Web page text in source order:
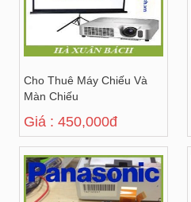
Cho Thuê Máy Chiếu Và
Màn Chiếu
Giá : 450,000đ